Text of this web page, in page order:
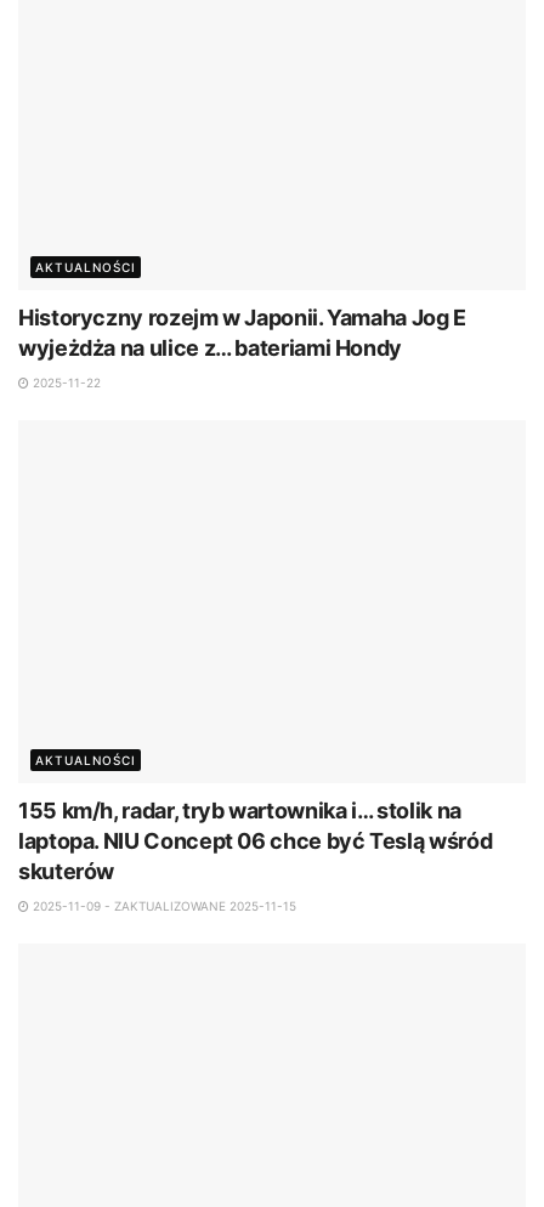
AKTUALNOŚCI
Historyczny rozejm w Japonii. Yamaha Jog E
wyjeżdża na ulice z… bateriami Hondy
2025-11-22
AKTUALNOŚCI
155 km/h, radar, tryb wartownika i… stolik na
laptopa. NIU Concept 06 chce być Teslą wśród
skuterów
2025-11-09 - ZAKTUALIZOWANE 2025-11-15